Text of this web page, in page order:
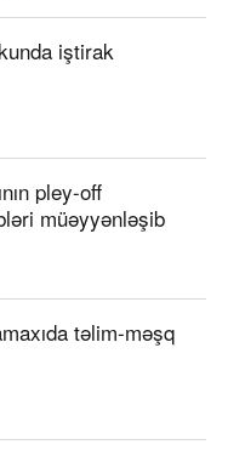
iştirak
pley-off
müəyyənləşib
təlim-məşq